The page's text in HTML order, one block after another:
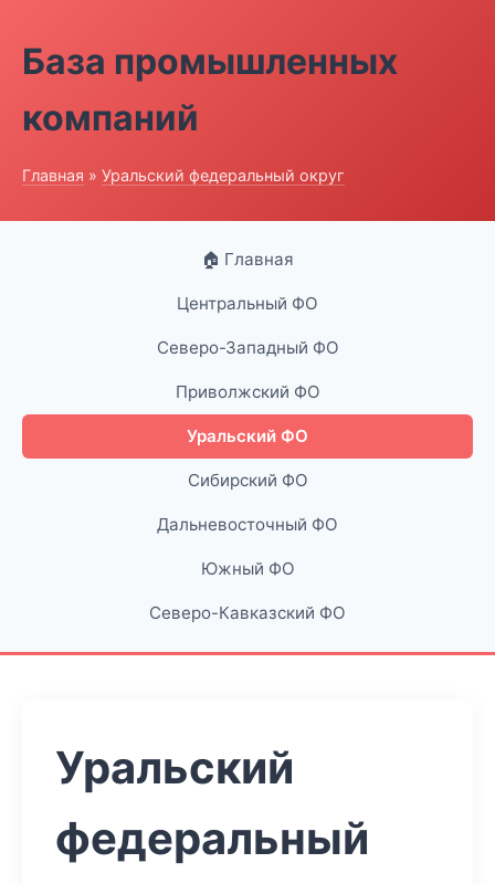
База промышленных
компаний
Главная » Уральский федеральный округ
🏠 Главная
Центральный ФО
Северо-Западный ФО
Приволжский ФО
Уральский ФО
Сибирский ФО
Дальневосточный ФО
Южный ФО
Северо-Кавказский ФО
Уральский
федеральный